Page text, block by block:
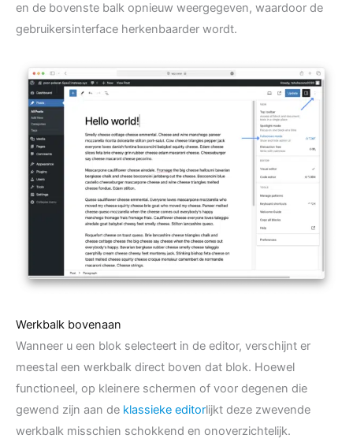
en de bovenste balk opnieuw weergegeven, waardoor de
gebruikersinterface herkenbaarder wordt.
Werkbalk bovenaan
Wanneer u een blok selecteert in de editor, verschijnt er
meestal een werkbalk direct boven dat blok. Hoewel
functioneel, op kleinere schermen of voor degenen die
gewend zijn aan de klassieke editorlijkt deze zwevende
werkbalk misschien schokkend en onoverzichtelijk.